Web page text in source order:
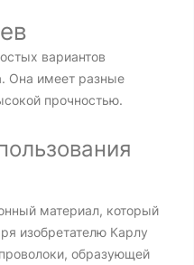
вариантов
Она имеет разные
прочностью.
материал, который
изобретателю Карлу
образующей